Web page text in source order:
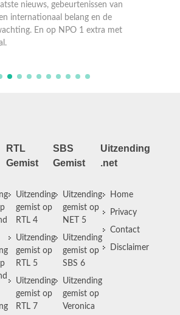
nieuws, gebeurtenissen van
internationaal belang en de
En op NPO 1 extra met
RTL
Gemist
Uitzending
gemist op
RTL 4
Uitzending
gemist op
RTL 5
Uitzending
gemist op
RTL 7
SBS
Gemist
Uitzending
gemist op
NET 5
Uitzending
gemist op
SBS 6
Uitzending
gemist op
Veronica
Uitzending
.net
Home
Privacy
Contact
Disclaimer